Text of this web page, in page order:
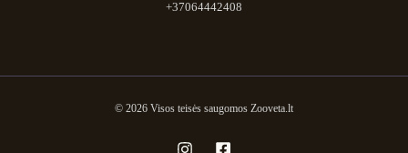
+37064442408
© 2026 Visos teisės saugomos Zooveta.lt